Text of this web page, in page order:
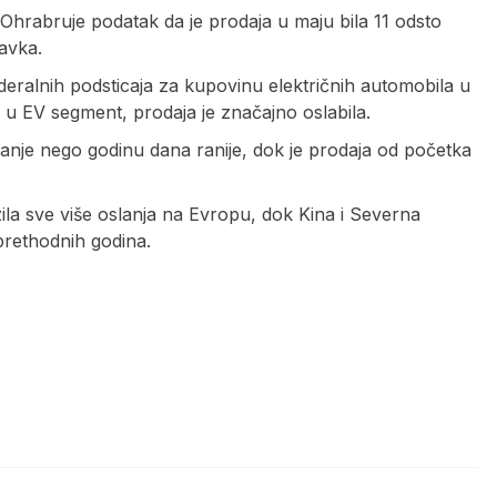
podatak da je prodaja u maju bila 11 odsto
podsticaja za kupovinu električnih automobila u
EV segment, prodaja je značajno oslabila.
nego godinu dana ranije, dok je prodaja od početka
sve više oslanja na Evropu, dok Kina i Severna
godina.